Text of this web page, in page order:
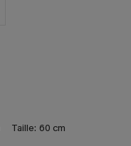
Taille: 60 cm